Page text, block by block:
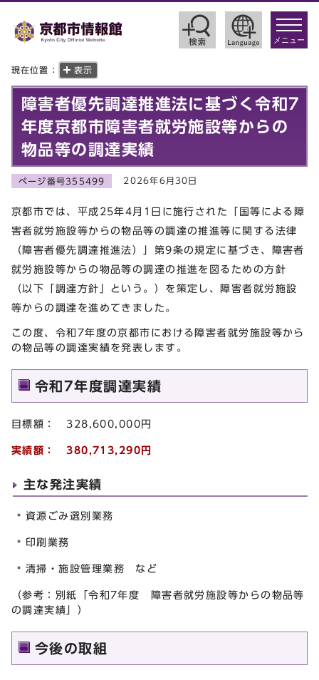
toggle
メニュー
現在位置： 表示
障害者優先調達推進法に基づく令和7
年度京都市障害者就労施設等からの
物品等の調達実績
ページ番号355499 2026年6月30日
京都市では、平成25年4月1日に施行された「国等による障
害者就労施設等からの物品等の調達の推進等に関する法律
（障害者優先調達推進法）」第9条の規定に基づき、障害者
就労施設等からの物品等の調達の推進を図るための方針
（以下「調達方針」という。）を策定し、障害者就労施設
等からの調達を進めてきました。
この度、令和7年度の京都市における障害者就労施設等から
の物品等の調達実績を発表します。
令和7年度調達実績
目標額： 328,600,000円
実績額： 380,713,290円
主な発注実績
資源ごみ選別業務
印刷業務
清掃・施設管理業務 など
（参考：別紙「令和7年度 障害者就労施設等からの物品等
の調達実績」）
今後の取組